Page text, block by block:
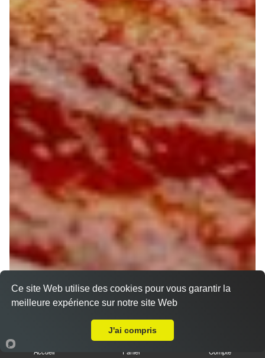
Accueil Panier Compte
Ce site Web utilise des cookies pour vous garantir la
meilleure expérience sur notre site Web
J'ai compris